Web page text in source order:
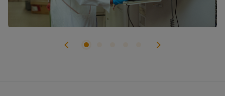
INTOLERANCIAS
RADIOLOGÍA
RESONANCIA MAGNÉTICA
ENDOCRINOLOGÍA